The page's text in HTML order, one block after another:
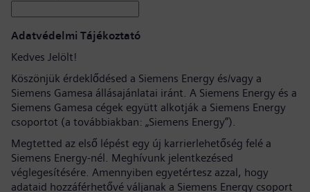
Adatvédelmi Tájékoztató
Kedves Jelölt!
Köszönjük érdeklődésed a Siemens Energy és/vagy a
Siemens Gamesa állásajánlatai iránt. A Siemens Energy és a
Siemens Gamesa cégek együtt alkotják a Siemens Energy
csoportot (a továbbiakban: „Siemens Energy”).
Megtetted az első lépést egy új karrierlehetőség felé a
Siemens Energy-nél. Meghívunk jelentkezésed
véglegesítésére. Amennyiben egyetértesz azzal, hogy
adataid hozzáférhetővé váljanak a Siemens Energy csoport